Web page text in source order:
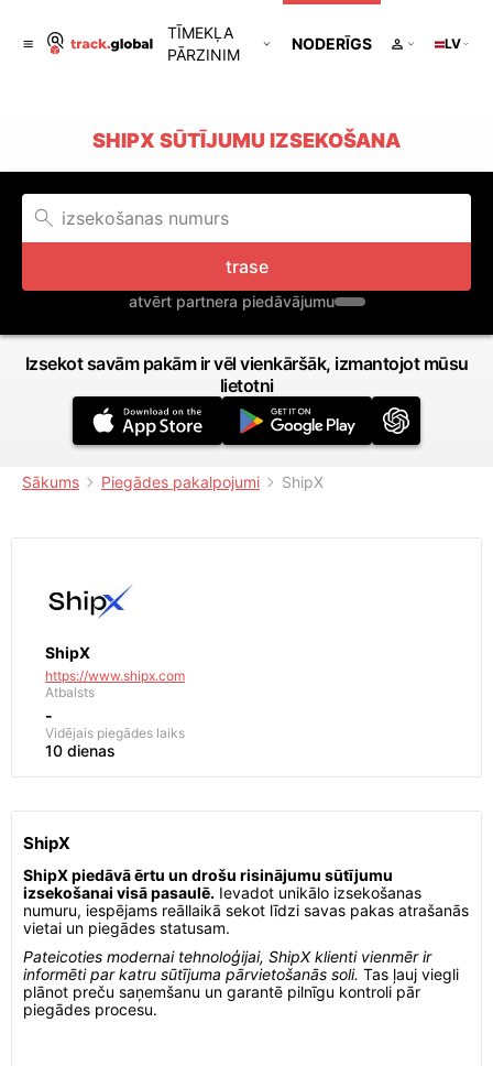
TĪMEKĻA
PĀRZINIM
NODERĪGS LV
SHIPX SŪTĪJUMU IZSEKOŠANA
trase
atvērt partnera piedāvājumu
Izsekot savām pakām ir vēl vienkāršāk, izmantojot mūsu
lietotni
Sākums Piegādes pakalpojumi ShipX
ShipX
https://www.shipx.com
Atbalsts
-
Vidējais piegādes laiks
10 dienas
ShipX
ShipX piedāvā ērtu un drošu risinājumu sūtījumu
izsekošanai visā pasaulē. Ievadot unikālo izsekošanas
numuru, iespējams reāllaikā sekot līdzi savas pakas atrašanās
vietai un piegādes statusam.
Pateicoties modernai tehnoloģijai, ShipX klienti vienmēr ir
informēti par katru sūtījuma pārvietošanās soli. Tas ļauj viegli
plānot preču saņemšanu un garantē pilnīgu kontroli pār
piegādes procesu.